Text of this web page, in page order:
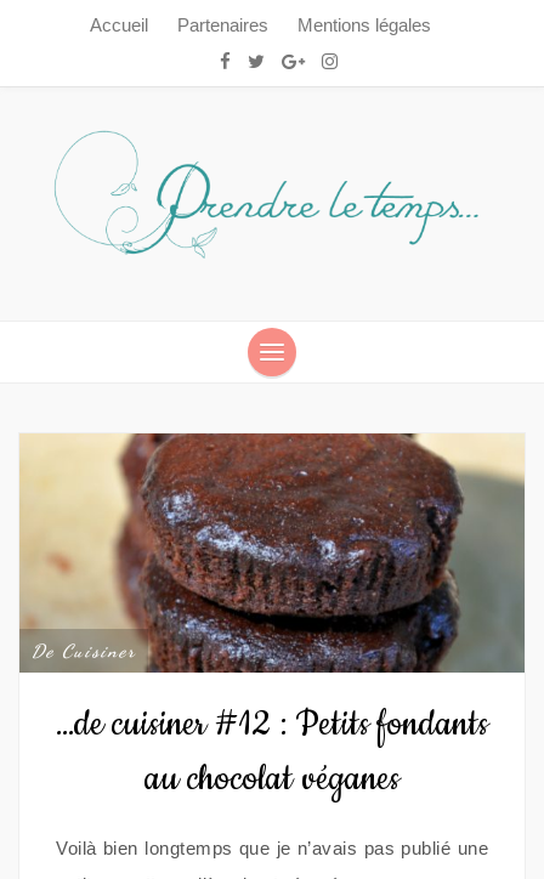
Accueil Partenaires Mentions légales
De Cuisiner
…de cuisiner #12 : Petits fondants
au chocolat véganes
Voilà bien longtemps que je n’avais pas publié une